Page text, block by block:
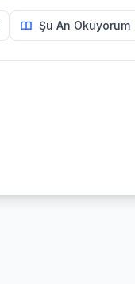
Şu An Okuyorum